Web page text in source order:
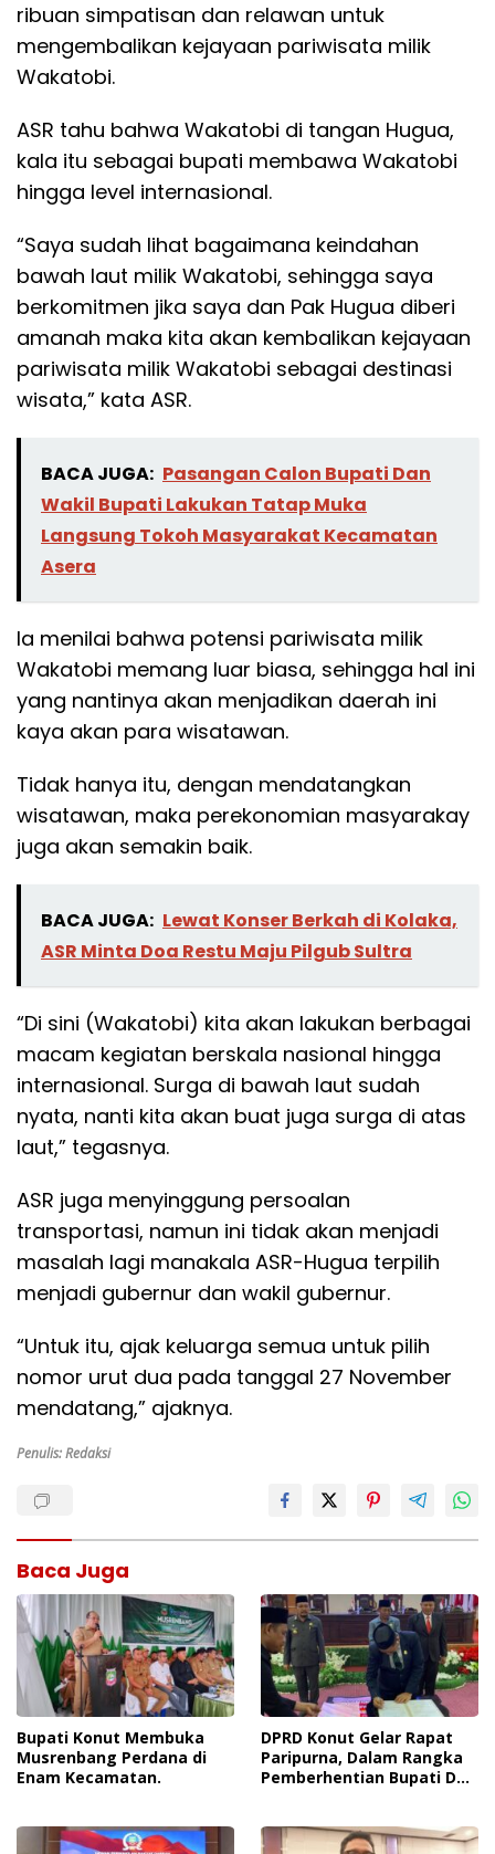
ribuan simpatisan dan relawan untuk
mengembalikan kejayaan pariwisata milik
Wakatobi.
ASR tahu bahwa Wakatobi di tangan Hugua,
kala itu sebagai bupati membawa Wakatobi
hingga level internasional.
“Saya sudah lihat bagaimana keindahan
bawah laut milik Wakatobi, sehingga saya
berkomitmen jika saya dan Pak Hugua diberi
amanah maka kita akan kembalikan kejayaan
pariwisata milik Wakatobi sebagai destinasi
wisata,” kata ASR.
BACA JUGA: Pasangan Calon Bupati Dan
Wakil Bupati Lakukan Tatap Muka
Langsung Tokoh Masyarakat Kecamatan
Asera
Ia menilai bahwa potensi pariwisata milik
Wakatobi memang luar biasa, sehingga hal ini
yang nantinya akan menjadikan daerah ini
kaya akan para wisatawan.
Tidak hanya itu, dengan mendatangkan
wisatawan, maka perekonomian masyarakay
juga akan semakin baik.
BACA JUGA: Lewat Konser Berkah di Kolaka,
ASR Minta Doa Restu Maju Pilgub Sultra
“Di sini (Wakatobi) kita akan lakukan berbagai
macam kegiatan berskala nasional hingga
internasional. Surga di bawah laut sudah
nyata, nanti kita akan buat juga surga di atas
laut,” tegasnya.
ASR juga menyinggung persoalan
transportasi, namun ini tidak akan menjadi
masalah lagi manakala ASR-Hugua terpilih
menjadi gubernur dan wakil gubernur.
“Untuk itu, ajak keluarga semua untuk pilih
nomor urut dua pada tanggal 27 November
mendatang,” ajaknya.
Penulis: Redaksi
Baca Juga
Bupati Konut Membuka
Musrenbang Perdana di
Enam Kecamatan.
DPRD Konut Gelar Rapat
Paripurna, Dalam Rangka
Pemberhentian Bupati Dan
Wakil Bupati Terpilih